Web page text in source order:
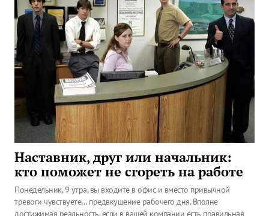
Наставник, друг или начальник:
кто поможет не сгореть на работе
Понедельник, 9 утра, вы входите в офис и вместо привычной
тревоги чувствуете… предвкушение рабочего дня. Вполне
достижимая реальность, если в вашей компании есть правильная